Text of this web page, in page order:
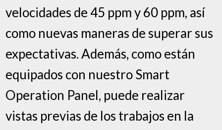
velocidades de 45 ppm y 60 ppm, así
como nuevas maneras de superar sus
expectativas. Además, como están
equipados con nuestro Smart
Operation Panel, puede realizar
vistas previas de los trabajos en la